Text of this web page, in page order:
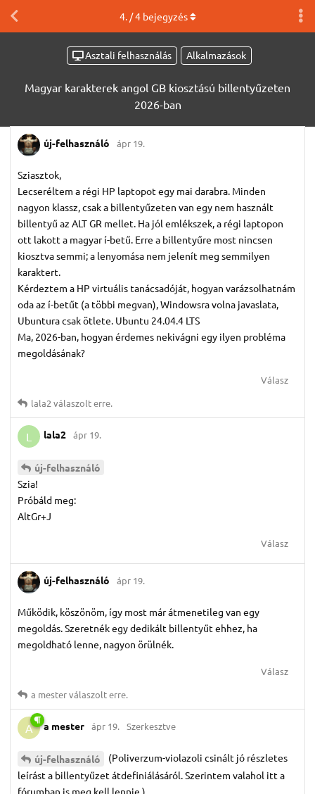
Asztali felhasználás Alkalmazások
Magyar karakterek angol GB kiosztású billentyűzeten
2026-ban
4. /4bejegyzés
új-felhasználó ápr 19.
Sziasztok,
Lecseréltem a régi HP laptopot egy mai darabra. Minden
nagyon klassz, csak a billentyűzeten van egy nem használt
billentyű az ALT GR mellet. Ha jól emlékszek, a régi laptopon
ott lakott a magyar í-betű. Erre a billentyűre most nincsen
kiosztva semmi; a lenyomása nem jelenít meg semmilyen
karaktert.
Kérdeztem a HP virtuális tanácsadóját, hogyan varázsolhatnám
oda az í-betűt (a többi megvan), Windowsra volna javaslata,
Ubuntura csak ötlete. Ubuntu 24.04.4 LTS
Ma, 2026-ban, hogyan érdemes nekivágni egy ilyen probléma
megoldásának?
Válasz
lala2 válaszolt erre.
L lala2 ápr 19.
új-felhasználó
Szia!
Próbáld meg:
AltGr+J
Válasz
új-felhasználó ápr 19.
Működik, köszönöm, így most már átmenetileg van egy
megoldás. Szeretnék egy dedikált billentyűt ehhez, ha
megoldható lenne, nagyon örülnék.
Válasz
a mesterválaszolt erre.
A a mester ápr 19. Szerkesztve
új-felhasználó
(Poliverzum-violazoli csinált jó részletes
leírást a billentyűzet átdefiniálásáról. Szerintem valahol itt a
fórumban is meg kell lennie.)